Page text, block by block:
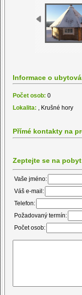
Informace o
Počet osob: 0
Lokalita: , Krušné hory
Přímé kontakty na
Zeptejte se na
Vaše jméno:
Váš e-mail:
Telefon:
Požadovaný termín:
Počet osob: